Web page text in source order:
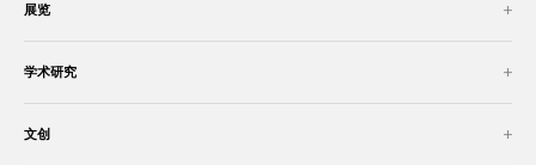
展览
学术研究
文创